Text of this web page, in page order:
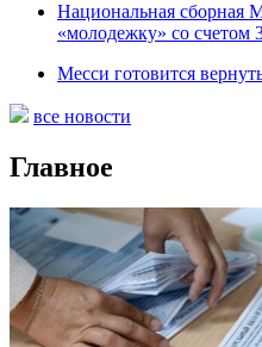
Национальная сборная
«молодежку» со счетом
Месси готовится
все новости
Главное